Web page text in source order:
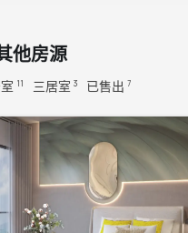
他房源
11 三居室 3 已售出 7